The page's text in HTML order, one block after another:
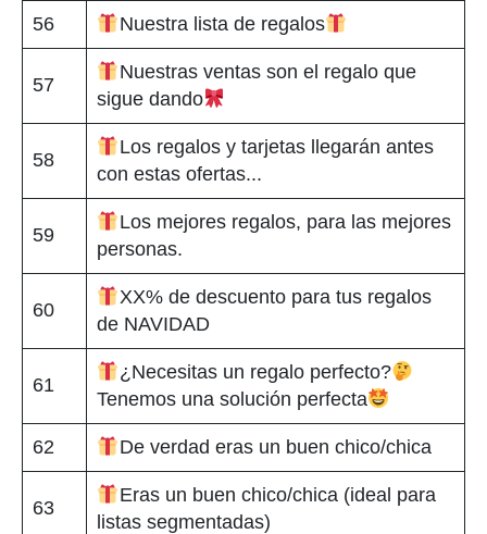
56 Nuestra lista de regalos
57
Nuestras ventas son el regalo que
sigue dando
58
Los regalos y tarjetas llegarán antes
con estas ofertas...
59
Los mejores regalos, para las mejores
personas.
60
XX% de descuento para tus regalos
de NAVIDAD
61
¿Necesitas un regalo perfecto?
Tenemos una solución perfecta
62 De verdad eras un buen chico/chica
63
Eras un buen chico/chica (ideal para
listas segmentadas)